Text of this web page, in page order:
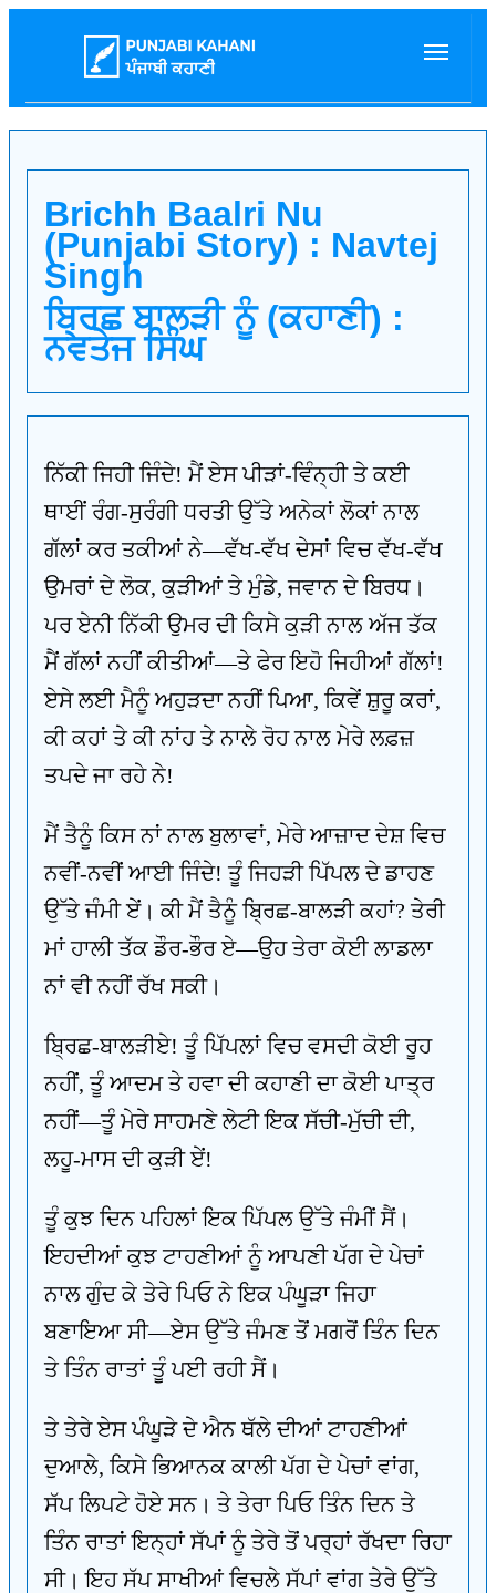
Brichh Baalri Nu
(Punjabi Story) : Navtej
Singh
ਬ੍ਰਿਛ ਬਾਲੜੀ ਨੂੰ (ਕਹਾਣੀ) :
ਨਵਤੇਜ ਸਿੰਘ
ਨਿੱਕੀ ਜਿਹੀ ਜਿੰਦੇ! ਮੈਂ ਏਸ ਪੀੜਾਂ-ਵਿੰਨ੍ਹੀ ਤੇ ਕਈ
ਥਾਈਂ ਰੰਗ-ਸੁਰੰਗੀ ਧਰਤੀ ਉੱਤੇ ਅਨੇਕਾਂ ਲੋਕਾਂ ਨਾਲ
ਗੱਲਾਂ ਕਰ ਤਕੀਆਂ ਨੇ—ਵੱਖ-ਵੱਖ ਦੇਸਾਂ ਵਿਚ ਵੱਖ-ਵੱਖ
ਉਮਰਾਂ ਦੇ ਲੋਕ, ਕੁੜੀਆਂ ਤੇ ਮੁੰਡੇ, ਜਵਾਨ ਦੇ ਬਿਰਧ।
ਪਰ ਏਨੀ ਨਿੱਕੀ ਉਮਰ ਦੀ ਕਿਸੇ ਕੁੜੀ ਨਾਲ ਅੱਜ ਤੱਕ
ਮੈਂ ਗੱਲਾਂ ਨਹੀਂ ਕੀਤੀਆਂ—ਤੇ ਫੇਰ ਇਹੋ ਜਿਹੀਆਂ ਗੱਲਾਂ!
ਏਸੇ ਲਈ ਮੈਨੂੰ ਅਹੁੜਦਾ ਨਹੀਂ ਪਿਆ, ਕਿਵੇਂ ਸ਼ੁਰੂ ਕਰਾਂ,
ਕੀ ਕਹਾਂ ਤੇ ਕੀ ਨਾਂਹ ਤੇ ਨਾਲੇ ਰੋਹ ਨਾਲ ਮੇਰੇ ਲਫ਼ਜ਼
ਤਪਦੇ ਜਾ ਰਹੇ ਨੇ!
ਮੈਂ ਤੈਨੂੰ ਕਿਸ ਨਾਂ ਨਾਲ ਬੁਲਾਵਾਂ, ਮੇਰੇ ਆਜ਼ਾਦ ਦੇਸ਼ ਵਿਚ
ਨਵੀਂ-ਨਵੀਂ ਆਈ ਜਿੰਦੇ! ਤੂੰ ਜਿਹੜੀ ਪਿੱਪਲ ਦੇ ਡਾਹਣ
ਉੱਤੇ ਜੰਮੀ ਏਂ। ਕੀ ਮੈਂ ਤੈਨੂੰ ਬ੍ਰਿਛ-ਬਾਲੜੀ ਕਹਾਂ? ਤੇਰੀ
ਮਾਂ ਹਾਲੀ ਤੱਕ ਡੌਰ-ਭੌਰ ਏ—ਉਹ ਤੇਰਾ ਕੋਈ ਲਾਡਲਾ
ਨਾਂ ਵੀ ਨਹੀਂ ਰੱਖ ਸਕੀ।
ਬ੍ਰਿਛ-ਬਾਲੜੀਏ! ਤੂੰ ਪਿੱਪਲਾਂ ਵਿਚ ਵਸਦੀ ਕੋਈ ਰੂਹ
ਨਹੀਂ, ਤੂੰ ਆਦਮ ਤੇ ਹਵਾ ਦੀ ਕਹਾਣੀ ਦਾ ਕੋਈ ਪਾਤ੍ਰ
ਨਹੀਂ—ਤੂੰ ਮੇਰੇ ਸਾਹਮਣੇ ਲੇਟੀ ਇਕ ਸੱਚੀ-ਮੁੱਚੀ ਦੀ,
ਲਹੂ-ਮਾਸ ਦੀ ਕੁੜੀ ਏਂ!
ਤੂੰ ਕੁਝ ਦਿਨ ਪਹਿਲਾਂ ਇਕ ਪਿੱਪਲ ਉੱਤੇ ਜੰਮੀਂ ਸੈਂ।
ਇਹਦੀਆਂ ਕੁਝ ਟਾਹਣੀਆਂ ਨੂੰ ਆਪਣੀ ਪੱਗ ਦੇ ਪੇਚਾਂ
ਨਾਲ ਗੁੰਦ ਕੇ ਤੇਰੇ ਪਿਓ ਨੇ ਇਕ ਪੰਘੂੜਾ ਜਿਹਾ
ਬਣਾਇਆ ਸੀ—ਏਸ ਉੱਤੇ ਜੰਮਣ ਤੋਂ ਮਗਰੋਂ ਤਿੰਨ ਦਿਨ
ਤੇ ਤਿੰਨ ਰਾਤਾਂ ਤੂੰ ਪਈ ਰਹੀ ਸੈਂ।
ਤੇ ਤੇਰੇ ਏਸ ਪੰਘੂੜੇ ਦੇ ਐਨ ਥੱਲੇ ਦੀਆਂ ਟਾਹਣੀਆਂ
ਦੁਆਲੇ, ਕਿਸੇ ਭਿਆਨਕ ਕਾਲੀ ਪੱਗ ਦੇ ਪੇਚਾਂ ਵਾਂਗ,
ਸੱਪ ਲਿਪਟੇ ਹੋਏ ਸਨ। ਤੇ ਤੇਰਾ ਪਿਓ ਤਿੰਨ ਦਿਨ ਤੇ
ਤਿੰਨ ਰਾਤਾਂ ਇਨ੍ਹਾਂ ਸੱਪਾਂ ਨੂੰ ਤੇਰੇ ਤੋਂ ਪਰ੍ਹਾਂ ਰੱਖਦਾ ਰਿਹਾ
ਸੀ। ਇਹ ਸੱਪ ਸਾਖੀਆਂ ਵਿਚਲੇ ਸੱਪਾਂ ਵਾਂਗ ਤੇਰੇ ਉੱਤੇ